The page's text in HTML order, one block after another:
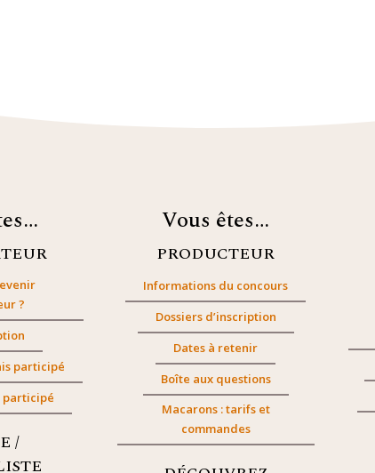
?
participé
participé
/
Vous êtes…
PRODUCTEUR
Informations du concours
Dossiers d’inscription
Dates à retenir
Boîte aux questions
Macarons : tarifs et
commandes